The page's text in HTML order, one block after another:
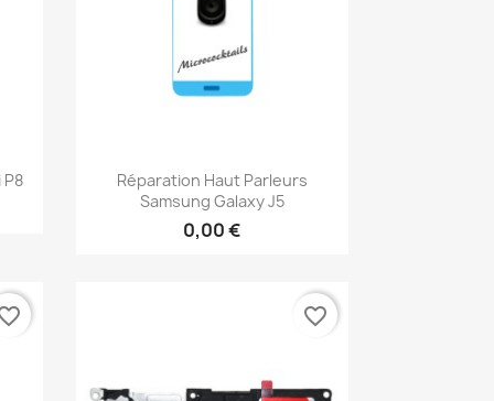
Aperçu rapide
Réparation Haut Parleurs
Samsung Galaxy J5
0,00 €
favorite_border